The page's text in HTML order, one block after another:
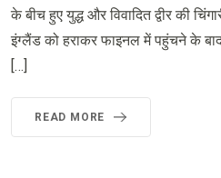
के बीच हुए युद्ध और विवादित द्वीर की
इंग्लैंड को हराकर फाइनल में पहुंचने के
[…]
READ MORE